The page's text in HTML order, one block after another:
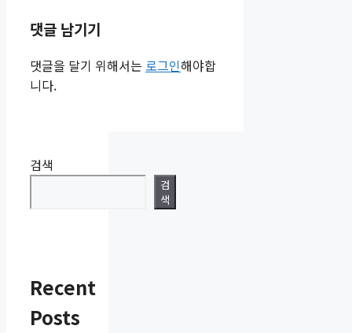
댓글 남기기
댓글을 달기 위해서는 로그인해야합
니다.
검색
검
색
Recent
Posts